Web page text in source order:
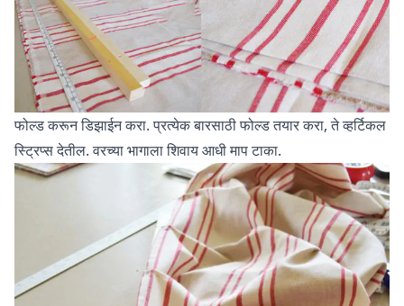
फोल्ड करून डिझाईन करा. प्रत्येक बारसाठी फोल्ड तयार करा, ते व्हर्टिकल
स्ट्रिप्स देतील. वरच्या भागाला शिवाय आधी माप टाका.